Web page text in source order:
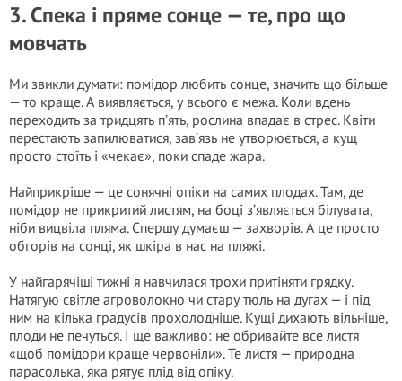
3. Спека і пряме сонце — те, про що
мовчать
Ми звикли думати: помідор любить сонце, значить що більше
— то краще. А виявляється, у всього є межа. Коли вдень
переходить за тридцять п’ять, рослина впадає в стрес. Квіти
перестають запилюватися, зав’язь не утворюється, а кущ
просто стоїть і «чекає», поки спаде жара.
Найприкріше — це сонячні опіки на самих плодах. Там, де
помідор не прикритий листям, на боці з’являється білувата,
ніби вицвіла пляма. Спершу думаєш — захворів. А це просто
обгорів на сонці, як шкіра в нас на пляжі.
У найгарячіші тижні я навчилася трохи притіняти грядку.
Натягую світле агроволокно чи стару тюль на дугах — і під
ним на кілька градусів прохолодніше. Кущі дихають вільніше,
плоди не печуться. І ще важливо: не обривайте все листя
«щоб помідори краще червоніли». Те листя — природна
парасолька, яка рятує плід від опіку.